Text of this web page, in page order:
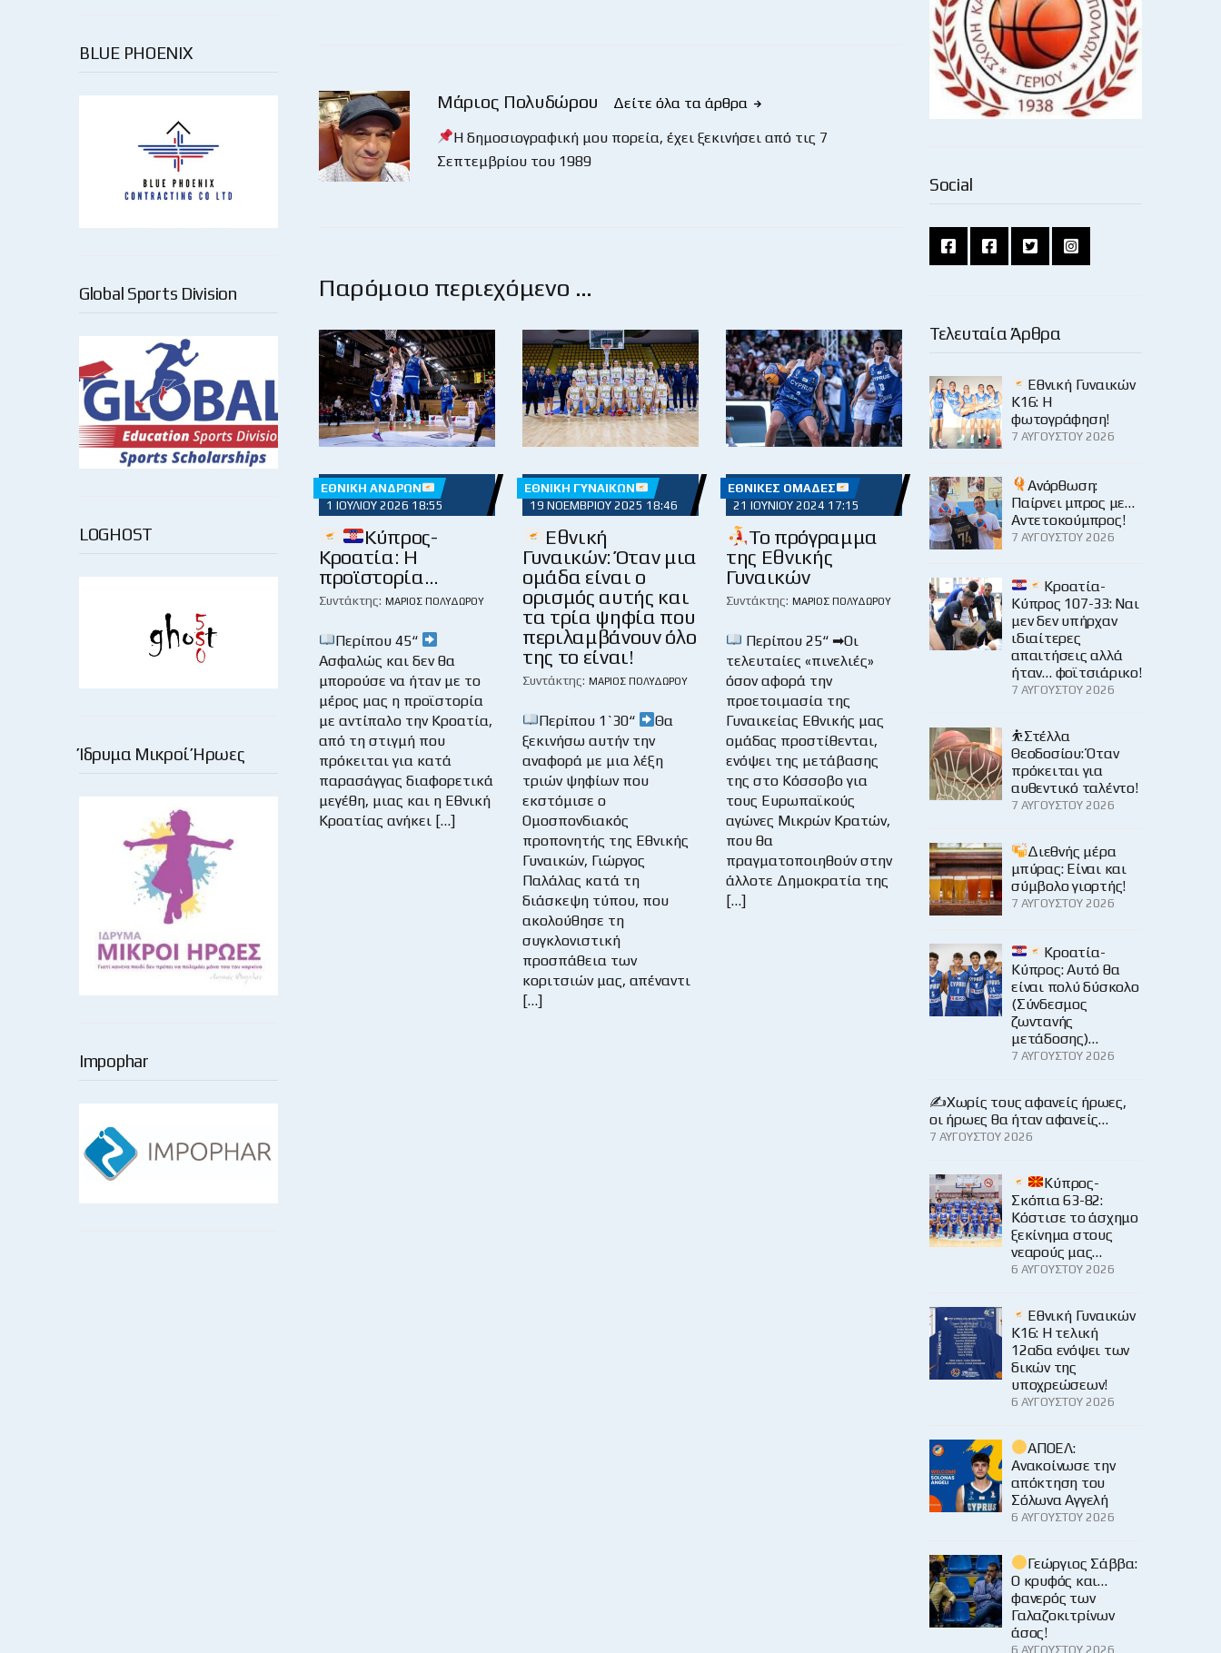
BLUE PHOENIX
Global Sports Division
LOGHOST
Ίδρυμα Μικροί Ήρωες
Impophar
Μάριος Πολυδώρου
Δείτε όλα τα άρθρα
Η δημοσιογραφική μου πορεία, έχει ξεκινήσει από τις 7
Σεπτεμβρίου του 1989
Παρόμοιο περιεχόμενο …
ΕΘΝΙΚΉ ΑΝΔΡΏΝ
1 ΙΟΥΛΊΟΥ 2026 18:55
Κύπρος-
Κροατία: Η
προϊστορία…
Συντάκτης: ΜΆΡΙΟΣ ΠΟΛΥΔΏΡΟΥ
Περίπου 45“
Ασφαλώς και δεν θα
μπορούσε να ήταν με το
μέρος μας η προϊστορία
με αντίπαλο την Κροατία,
από τη στιγμή που
πρόκειται για κατά
παρασάγγας διαφορετικά
μεγέθη, μιας και η Εθνική
Κροατίας ανήκει […]
ΕΘΝΙΚΉ ΓΥΝΑΙΚΏΝ
19 ΝΟΕΜΒΡΊΟΥ 2025 18:46
Εθνική
Γυναικών: Όταν μια
ομάδα είναι ο
ορισμός αυτής και
τα τρία ψηφία που
περιλαμβάνουν όλο
της το είναι!
Συντάκτης: ΜΆΡΙΟΣ ΠΟΛΥΔΏΡΟΥ
Περίπου 1`30“
Θα
ξεκινήσω αυτήν την
αναφορά με μια λέξη
τριών ψηφίων που
εκστόμισε ο
Ομοσπονδιακός
προπονητής της Εθνικής
Γυναικών, Γιώργος
Παλάλας κατά τη
διάσκεψη τύπου, που
ακολούθησε τη
συγκλονιστική
προσπάθεια των
κοριτσιών μας, απέναντι
[…]
ΕΘΝΙΚΈΣ ΟΜΆΔΕΣ
21 ΙΟΥΝΊΟΥ 2024 17:15
Το πρόγραμμα
της Εθνικής
Γυναικών
Συντάκτης: ΜΆΡΙΟΣ ΠΟΛΥΔΏΡΟΥ
Περίπου 25“ ➡Οι
τελευταίες «πινελιές»
όσον αφορά την
προετοιμασία της
Γυναικείας Εθνικής μας
ομάδας προστίθενται,
ενόψει της μετάβασης
της στο Κόσσοβο για
τους Ευρωπαϊκούς
αγώνες Μικρών Κρατών,
που θα
πραγματοποιηθούν στην
άλλοτε Δημοκρατία της
[…]
Social
Τελευταία Άρθρα
Εθνική Γυναικών
Κ16: Η
φωτογράφηση!
7 ΑΥΓΟΎΣΤΟΥ 2026
Ανόρθωση:
Παίρνει μπρος με…
Αντετοκούμπρος!
7 ΑΥΓΟΎΣΤΟΥ 2026
Κροατία-
Κύπρος 107-33: Ναι
μεν δεν υπήρχαν
ιδιαίτερες
απαιτήσεις αλλά
ήταν… φοϊτσιάρικο!
7 ΑΥΓΟΎΣΤΟΥ 2026
⛹️Στέλλα
Θεοδοσίου: Όταν
πρόκειται για
αυθεντικό ταλέντο!
7 ΑΥΓΟΎΣΤΟΥ 2026
Διεθνής μέρα
μπύρας: Είναι και
σύμβολο γιορτής!
7 ΑΥΓΟΎΣΤΟΥ 2026
Κροατία-
Κύπρος: Αυτό θα
είναι πολύ δύσκολο
(Σύνδεσμος
ζωντανής
μετάδοσης)…
7 ΑΥΓΟΎΣΤΟΥ 2026
✍️Χωρίς τους αφανείς ήρωες,
οι ήρωες θα ήταν αφανείς…
7 ΑΥΓΟΎΣΤΟΥ 2026
Κύπρος-
Σκόπια 63-82:
Κόστισε το άσχημο
ξεκίνημα στους
νεαρούς μας…
6 ΑΥΓΟΎΣΤΟΥ 2026
Εθνική Γυναικών
Κ16: Η τελική
12αδα ενόψει των
δικών της
υποχρεώσεων!
6 ΑΥΓΟΎΣΤΟΥ 2026
ΑΠΟΕΛ:
Ανακοίνωσε την
απόκτηση του
Σόλωνα Αγγελή
6 ΑΥΓΟΎΣΤΟΥ 2026
Γεώργιος Σάββα:
Ο κρυφός και…
φανερός των
Γαλαζοκιτρίνων
άσος!
6 ΑΥΓΟΎΣΤΟΥ 2026